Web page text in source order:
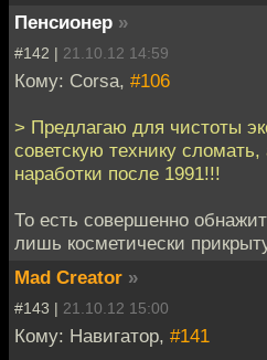
Пенсионер »
#142 | 21.10.12 14:59
Кому: Corsa, #106
> Предлагаю для чистоты
советскую технику сломать,
наработки после 1991!!!
То есть совершенно
лишь косметически
Mad Creator »
#143 | 21.10.12 15:00
Кому: Навигатор, #141